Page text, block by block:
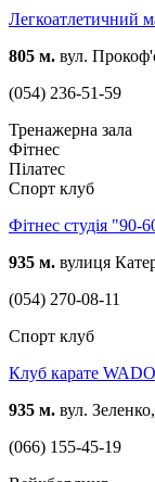
Легкоатлетичний
805 м. вул.
(054) 236-51-59
Тренажерна зала
Фітнес
Пілатес
Спорт клуб
Фітнес студія "90-
935 м. вулиця
(054) 270-08-11
Спорт клуб
Клуб карате
935 м. вул.
(066) 155-45-19